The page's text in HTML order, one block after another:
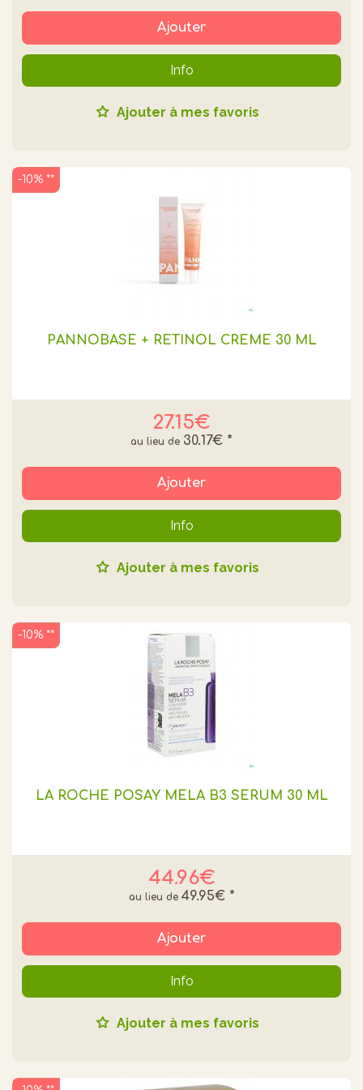
Ajouter
Info
Ajouter à mes favoris
PANNOBASE + RETINOL CREME 30 ML
27.15€
30.17€ *
-10% **
Ajouter
Info
Ajouter à mes favoris
LA ROCHE POSAY MELA B3 SÉRUM 30 ML
44.96€
49.95€ *
-10% **
Ajouter
Info
Ajouter à mes favoris